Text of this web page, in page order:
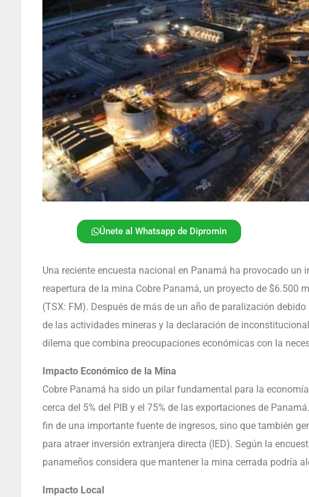
Únete al Whatsapp de Dipromin
Una reciente encuesta nacional en Panamá ha provocado un
reapertura de la mina Cobre Panamá, un proyecto de $6.500
(TSX: FM). Después de más de un año de paralización
de las actividades mineras y la declaración de
dilema que combina preocupaciones económicas con la
Impacto Económico de la Mina
Cobre Panamá ha sido un pilar fundamental para la
cerca del 5% del PIB y el 75% de las exportaciones de
fin de una importante fuente de ingresos, sino que también
para atraer inversión extranjera directa (IED). Según la
panameños considera que mantener la mina cerrada podría
Impacto Local